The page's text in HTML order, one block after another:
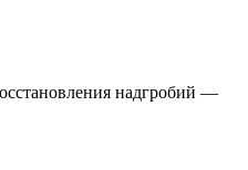
надгробий —